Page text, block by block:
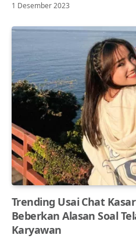
1 Desember 2023
Trending Usai Chat
Beberkan Alasan Soal
Karyawan